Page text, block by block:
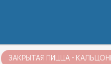
ЗАКРЫТАЯ ПИЦЦА -